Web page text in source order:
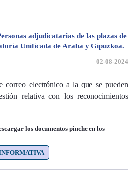
adjudicatarias de las plazas de
Unificada de Araba y Gipuzkoa.
02-08-2024
correo electrónico a la que se pueden
relativa con los reconocimientos
los documentos pinche en los